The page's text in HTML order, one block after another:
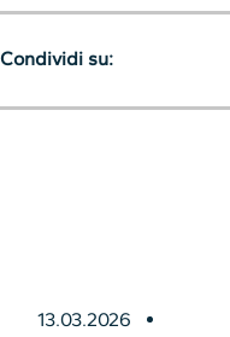
13.03.2026
Condividi su: